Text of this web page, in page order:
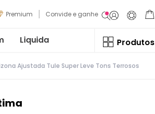
Premium Convide e ganhe
Liquida Produtos
Ajustada Tule Super Leve Tons Terrosos